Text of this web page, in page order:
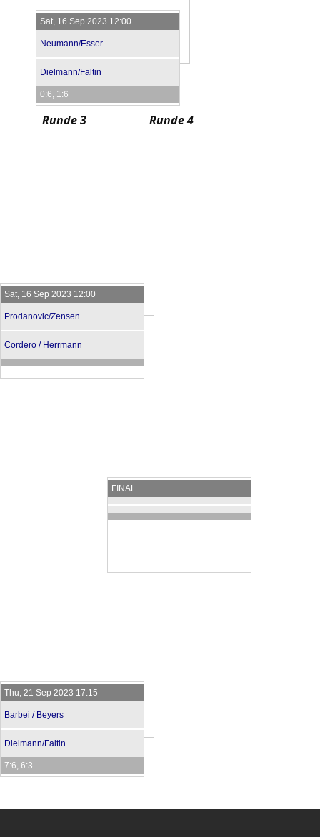
Sat, 16 Sep 2023 12:00
Neumann/Esser
Dielmann/Faltin
0:6, 1:6
Runde 3
Sat, 16 Sep 2023 12:00
Prodanovic/Zensen
Cordero / Herrmann
Thu, 21 Sep 2023 17:15
Barbei / Beyers
Dielmann/Faltin
7:6, 6:3
Runde 4
FINAL